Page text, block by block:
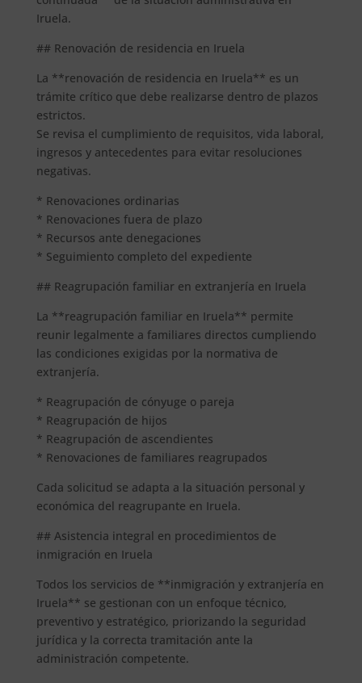
Iruela.
## Renovación de residencia en Iruela
La **renovación de residencia en Iruela** es un
trámite crítico que debe realizarse dentro de plazos
estrictos.
Se revisa el cumplimiento de requisitos, vida laboral,
ingresos y antecedentes para evitar resoluciones
negativas.
* Renovaciones ordinarias
* Renovaciones fuera de plazo
* Recursos ante denegaciones
* Seguimiento completo del expediente
## Reagrupación familiar en extranjería en Iruela
La **reagrupación familiar en Iruela** permite
reunir legalmente a familiares directos cumpliendo
las condiciones exigidas por la normativa de
extranjería.
* Reagrupación de cónyuge o pareja
* Reagrupación de hijos
* Reagrupación de ascendientes
* Renovaciones de familiares reagrupados
Cada solicitud se adapta a la situación personal y
económica del reagrupante en Iruela.
## Asistencia integral en procedimientos de
inmigración en Iruela
Todos los servicios de **inmigración y extranjería en
Iruela** se gestionan con un enfoque técnico,
preventivo y estratégico, priorizando la seguridad
jurídica y la correcta tramitación ante la
administración competente.